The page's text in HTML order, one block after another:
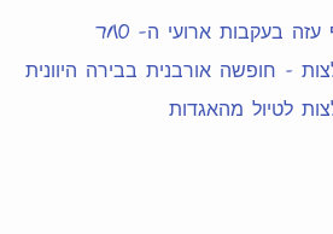
בעקבות ארועי ה- 7/10
– חופשה אורבנית בבירה היוונית
לטיול מהאגדות